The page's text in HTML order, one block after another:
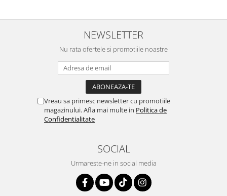
Imprimante, Scanere &
Servere, Componente & UPS
Sport & Activitati in aer liber
Accesorii antrenament
Accesorii Fitness
NEWSLETTER
Nu rata ofertele si promotiile noastre
Vreau sa primesc newsletter cu promotiile
magazinului. Afla mai multe in Politica de
Confidentialitate
SOCIAL
Urmareste-ne in social media